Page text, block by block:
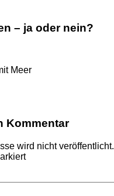
– ja oder nein?
Meer
Kommentar
wird nicht veröffentlicht.